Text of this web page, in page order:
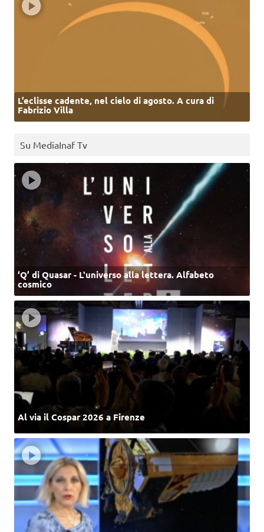
L’eclisse cadente, nel cielo di agosto. A cura di
Fabrizio Villa
Su MediaInaf Tv
‘Q’ di Quasar - L'universo alla lettera. Alfabeto
cosmico
Al via il Cospar 2026 a Firenze